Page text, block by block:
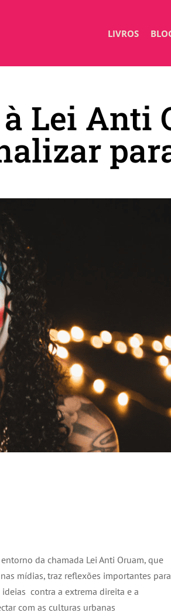
LIVROS
Lei Anti
da chamada Lei Anti Oruam, que
mídias, traz reflexões importantes para
contra a extrema direita e a
com as culturas urbanas